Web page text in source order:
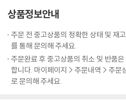
상품정보안내
주문 전 중고상품의 정확한 상태 및 재
를 통해 문의해 주세요.
주문완료 후 중고상품의 취소 및 반품
합니다. 마이페이지 > 주문내역 > 주문
로 문의해 주세요.